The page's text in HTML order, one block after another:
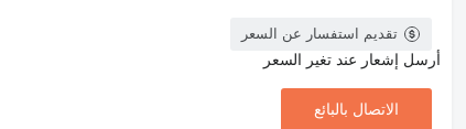
تقديم استفسار عن السعر
أرسل إشعار عند تغير السعر
الاتصال بالبائع